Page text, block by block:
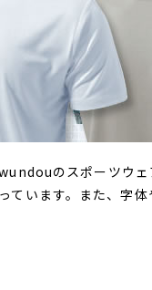
のスポーツウ
ています。また、字